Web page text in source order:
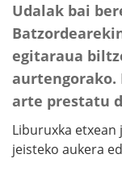
Udalak bai
egitaraua
aurtengorako.
arte prestatu
Liburuxka etxean
jeisteko aukera